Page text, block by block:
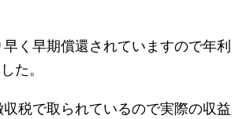
早く早期償還されていますので年利
た。
税で取られているので実際の収益